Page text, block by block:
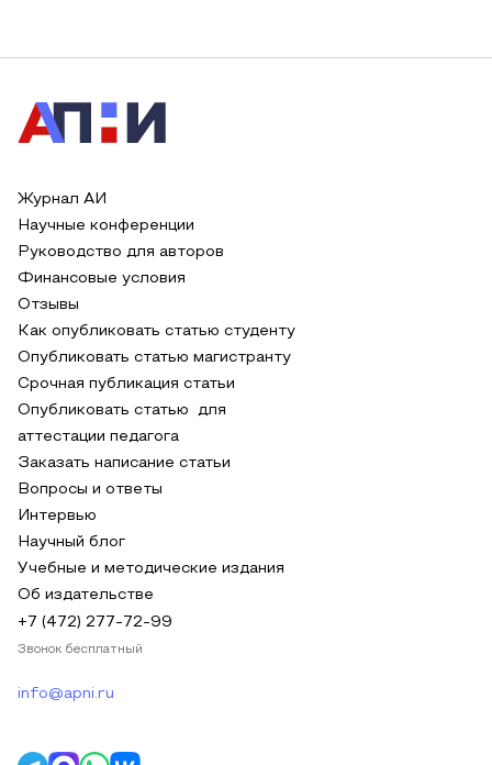
Журнал АИ
Научные конференции
Руководство для авторов
Финансовые условия
Отзывы
Как опубликовать статью студенту
Опубликовать статью магистранту
Срочная публикация статьи
Опубликовать статью для
аттестации педагога
Заказать написание статьи
Вопросы и ответы
Интервью
Научный блог
Учебные и методические издания
Об издательстве
+7 (472) 277-72-99
Звонок бесплатный
info@apni.ru